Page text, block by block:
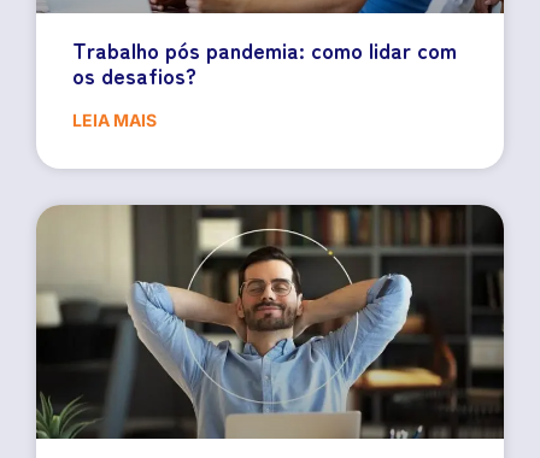
Trabalho pós pandemia: como lidar com
os desafios?
LEIA MAIS